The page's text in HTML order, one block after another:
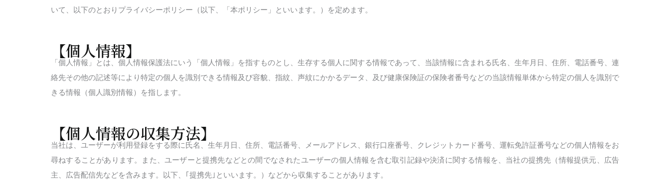
いて、以下のとおりプライバシーポリシー（以下、「本ポリシー」といいます。）を定めます。
【個人情報】
「個人情報」とは、個人情報保護法にいう「個人情報」を指すものとし、生存する個人に関する情報であって、当該情報に含まれる氏名、生年月日、住所、電話番号、連
絡先その他の記述等により特定の個人を識別できる情報及び容貌、指紋、声紋にかかるデータ、及び健康保険証の保険者番号などの当該情報単体から特定の個人を識別で
きる情報（個人識別情報）を指します。
【個人情報の収集方法】
当社は、ユーザーが利用登録をする際に氏名、生年月日、住所、電話番号、メールアドレス、銀行口座番号、クレジットカード番号、運転免許証番号などの個人情報をお
尋ねすることがあります。また、ユーザーと提携先などとの間でなされたユーザーの個人情報を含む取引記録や決済に関する情報を、当社の提携先（情報提供元、広告
主、広告配信先などを含みます。以下、｢提携先｣といいます。）などから収集することがあります。